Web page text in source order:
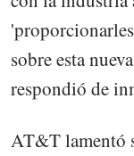
sobre esta
respondió de
AT&T lamentó